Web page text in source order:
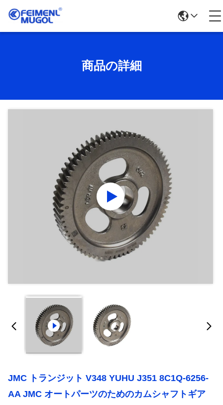
商品の詳細
JMC トランジット V348 YUHU J351 8C1Q-6256-
AA JMC オートパーツのためのカムシャフトギア